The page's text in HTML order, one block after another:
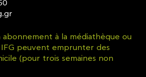
abonnement à la médiathèque ou
peuvent emprunter des
(pour trois semaines non